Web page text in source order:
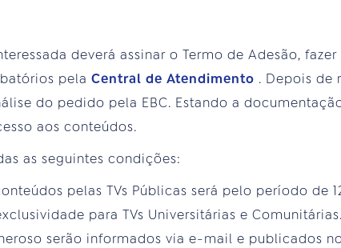
deverá assinar o Termo de Adesão,
pela Central de Atendimento . Depois de
do pedido pela EBC. Estando a
aos conteúdos.
as seguintes condições:
pelas TVs Públicas será pelo período de
para TVs Universitárias e
serão informados via e-mail e publicados no